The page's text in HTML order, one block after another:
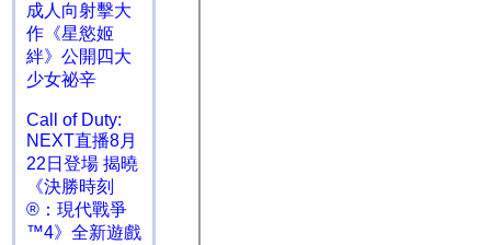
成人向射擊大
作《星慾姬
絆》公開四大
少女祕辛
Call of Duty:
NEXT直播8月
22日登場 揭曉
《決勝時刻
®：現代戰爭
™4》全新遊戲